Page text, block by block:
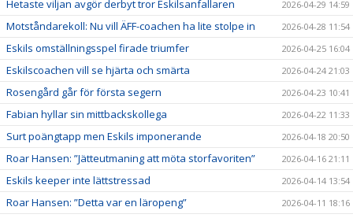
Hetaste viljan avgör derbyt tror Eskilsanfallaren 2026-04-29 14:59
Motståndarekoll: Nu vill ÄFF-coachen ha lite stolpe in 2026-04-28 11:54
Eskils omställningsspel firade triumfer 2026-04-25 16:04
Eskilscoachen vill se hjärta och smärta 2026-04-24 21:03
Rosengård går för första segern 2026-04-23 10:41
Fabian hyllar sin mittbackskollega 2026-04-22 11:33
Surt poängtapp men Eskils imponerande 2026-04-18 20:50
Roar Hansen: ”Jätteutmaning att möta storfavoriten” 2026-04-16 21:11
Eskils keeper inte lättstressad 2026-04-14 13:54
Roar Hansen: ”Detta var en läropeng” 2026-04-11 18:16